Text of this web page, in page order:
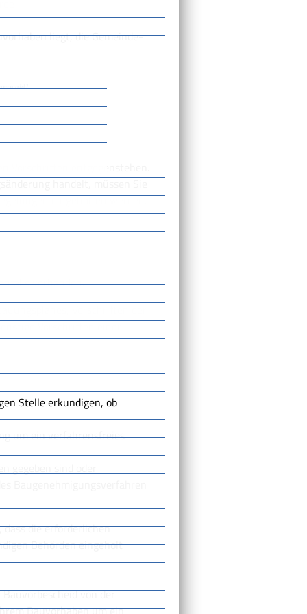
liegt, die Gemeinde-
entgegenstehen.
handelt, müssen Sie
eingehalten werden.
vorhanden.
Vorschriften der
Vorschriften einer
Stelle erkundigen, ob
um ein verfahrensfreies
sind oder
Baugenehmigungsverfahren
die erforderlichen
Behörden eingeholt
von der
Bauvorhaben um ein